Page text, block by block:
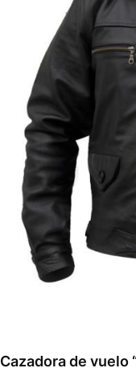
Cazadora de vuelo